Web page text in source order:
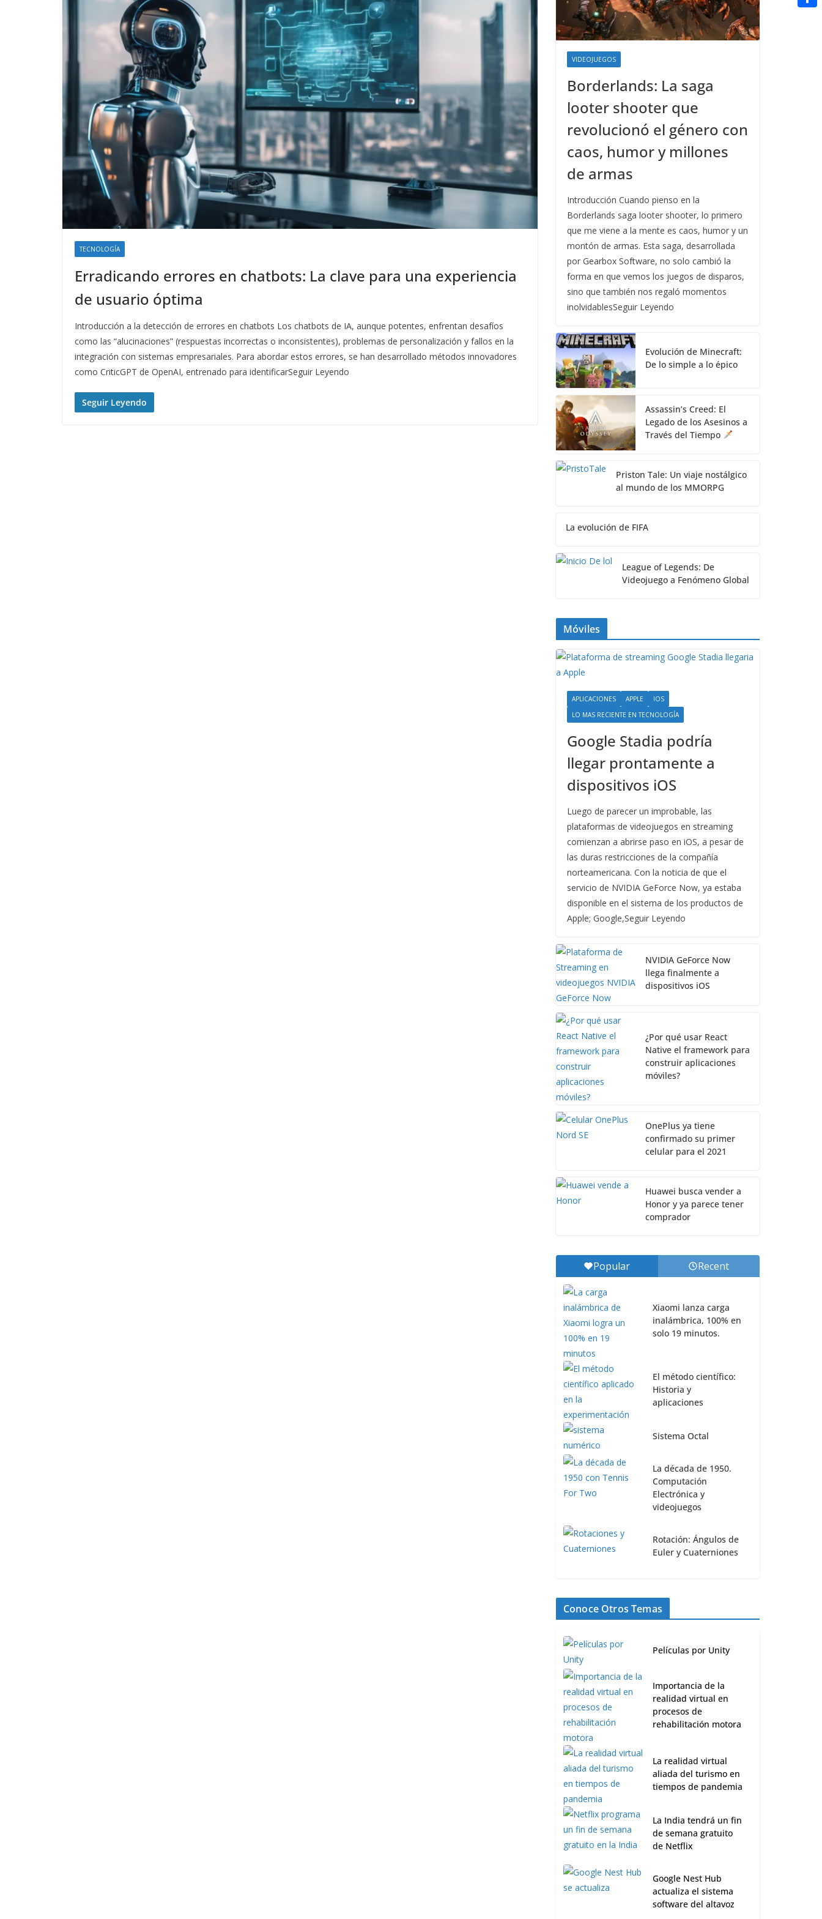
TECNOLOGÍA
Erradicando errores en chatbots: La clave para una experiencia
de usuario óptima
Introducción a la detección de errores en chatbots Los chatbots de IA, aunque potentes, enfrentan desafíos
como las “alucinaciones” (respuestas incorrectas o inconsistentes), problemas de personalización y fallos en la
integración con sistemas empresariales. Para abordar estos errores, se han desarrollado métodos innovadores
como CriticGPT de OpenAI, entrenado para identificarSeguir Leyendo
Seguir Leyendo
VIDEOJUEGOS
Borderlands: La saga
looter shooter que
revolucionó el género con
caos, humor y millones
de armas
Introducción Cuando pienso en la
Borderlands saga looter shooter, lo primero
que me viene a la mente es caos, humor y un
montón de armas. Esta saga, desarrollada
por Gearbox Software, no solo cambió la
forma en que vemos los juegos de disparos,
sino que también nos regaló momentos
inolvidablesSeguir Leyendo
Evolución de Minecraft:
De lo simple a lo épico
Assassin’s Creed: El
Legado de los Asesinos a
Través del Tiempo
Priston Tale: Un viaje nostálgico
al mundo de los MMORPG
La evolución de FIFA
League of Legends: De
Videojuego a Fenómeno Global
Móviles
APLICACIONES APPLE
IOS
LO MAS RECIENTE EN TECNOLOGÍA
Google Stadia podría
llegar prontamente a
dispositivos iOS
Luego de parecer un improbable, las
plataformas de videojuegos en streaming
comienzan a abrirse paso en iOS, a pesar de
las duras restricciones de la compañía
norteamericana. Con la noticia de que el
servicio de NVIDIA GeForce Now, ya estaba
disponible en el sistema de los productos de
Apple; Google,Seguir Leyendo
NVIDIA GeForce Now
llega finalmente a
dispositivos iOS
¿Por qué usar React
Native el framework para
construir aplicaciones
móviles?
OnePlus ya tiene
confirmado su primer
celular para el 2021
Huawei busca vender a
Honor y ya parece tener
comprador
Popular Recent
Xiaomi lanza carga
inalámbrica, 100% en
solo 19 minutos.
El método científico:
Historia y
aplicaciones
Sistema Octal
La década de 1950.
Computación
Electrónica y
videojuegos
Rotación: Ángulos de
Euler y Cuaterniones
Conoce Otros Temas
Películas por Unity
Importancia de la
realidad virtual en
procesos de
rehabilitación motora
La realidad virtual
aliada del turismo en
tiempos de pandemia
La India tendrá un fin
de semana gratuito
de Netflix
Google Nest Hub
actualiza el sistema
software del altavoz
n
a